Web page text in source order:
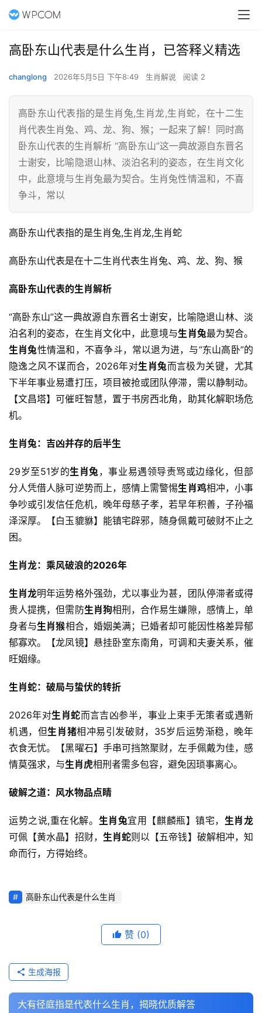
高卧东山代表是什么生肖，已答释义精选
changlong 2026年5月5日 下午8:49 生肖解说 阅读 2
高卧东山代表指的是生肖兔,生肖龙,生肖蛇，在十二生
肖代表生肖兔、鸡、龙、狗、猴；一起来了解！同时高
卧东山代表的生肖解析 “高卧东山”这一典故源自东晋名
士谢安，比喻隐退山林、淡泊名利的姿态，在生肖文化
中，此意境与生肖兔最为契合。生肖兔性情温和，不喜
争斗，常以
高卧东山代表指的是生肖兔,生肖龙,生肖蛇
高卧东山代表是在十二生肖代表生肖兔、鸡、龙、狗、猴
高卧东山代表的生肖解析
“高卧东山”这一典故源自东晋名士谢安，比喻隐退山林、淡
泊名利的姿态，在生肖文化中，此意境与生肖兔最为契合。
生肖兔性情温和，不喜争斗，常以退为进，与“东山高卧”的
隐逸之风不谋而合，2026年对生肖兔而言极为关键，尤其
下半年事业易遭打压，项目被抢或团队停滞，需以静制动。
【文昌塔】可催旺智慧，置于书房西北角，助其化解职场危
机。
生肖兔：吉凶并存的后半生
29岁至51岁的生肖兔，事业易遇领导责骂或边缘化，但部
分人凭借人脉可逆势而上，感情上需警惕生肖鸡相冲，小事
争吵或引发信任危机，晚年母慈子孝，若早年积善，子孙福
泽深厚。【白玉貔貅】能镇宅辟邪，随身佩戴可破财不止之
困。
生肖龙：乘风破浪的2026年
生肖龙明年运势格外强劲，尤以事业为甚，团队停滞者或得
贵人提携，但需防生肖狗相刑，合作易生嫌隙，感情上，单
身者与生肖猴相合，婚姻美满；已婚者却可能因性格差异郁
郁寡欢。【龙凤镜】悬挂卧室东南角，可调和夫妻关系，催
旺姻缘。
生肖蛇：破局与蛰伏的转折
2026年对生肖蛇而言吉凶参半，事业上束手无策者或遇新
机遇，但生肖猪相冲易引发破财，35岁后运势渐稳，晚年
衣食无忧。【黑曜石】手串可挡煞聚财，左手佩戴为佳，感
情莫强求，与生肖虎相刑者需多包容，避免因琐事离心。
破解之道：风水物品点睛
运势之说,重在化解。 生肖兔宜用【麒麟瓶】镇宅， 生肖龙
可佩【黄水晶】招财， 生肖蛇则以【五帝钱】破解相冲，知
命而行，方得始终。
高卧东山代表是什么生肖
赞 (0)
生成海报
大有径庭指是代表什么生肖，揭晓优质解答